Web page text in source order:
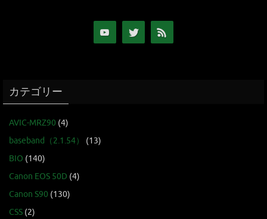
カテゴリー
AVIC-MRZ90 (4)
baseband（2.1.54）
(13)
BIO (140)
Canon EOS 50D (4)
Canon S90 (130)
CSS (2)